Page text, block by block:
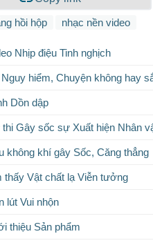
hồi hộp nhạc nền video
Nhịp điệu Tinh nghịch
hiểm, Chuyện không hay
Dồn dập
Gây sốc sự Xuất hiện Nhân
không khí gây Sốc, Căng thẳng
thấy Vật chất lạ Viễn tưởng
lút Vui nhộn
thiệu Sản phẩm